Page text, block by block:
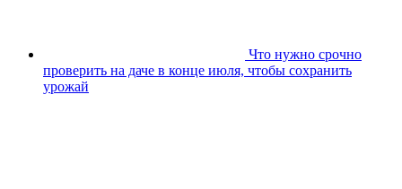
Что нужно срочно
проверить на даче в конце июля, чтобы сохранить
урожай